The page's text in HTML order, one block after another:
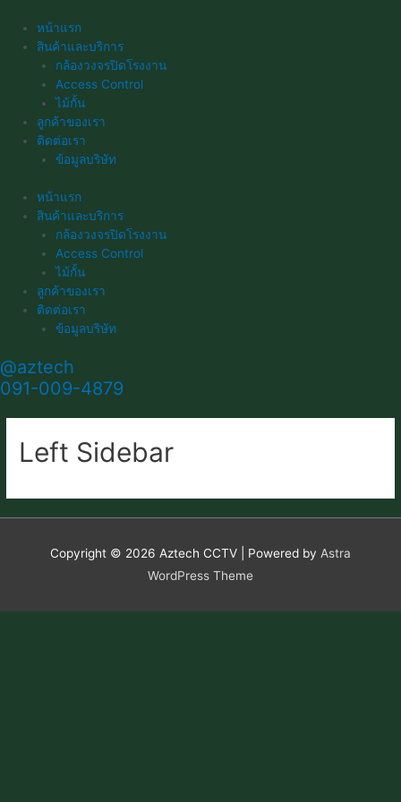
content
หน้าแรก
สินค้าและบริการ
กล้องวงจรปิดโรงงาน
Access Control
ไม้กั้น
ลูกค้าของเรา
ติดต่อเรา
ข้อมูลบริษัท
หน้าแรก
สินค้าและบริการ
กล้องวงจรปิดโรงงาน
Access Control
ไม้กั้น
ลูกค้าของเรา
ติดต่อเรา
ข้อมูลบริษัท
@aztech
091-009-4879
Left Sidebar
Copyright © 2026 Aztech CCTV | Powered by Astra
WordPress Theme